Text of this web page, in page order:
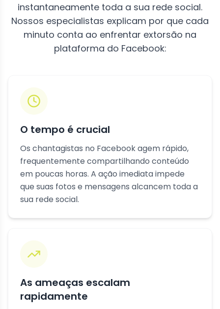
instantaneamente toda a sua rede social.
Nossos especialistas explicam por que cada
minuto conta ao enfrentar extorsão na
plataforma do Facebook:
O tempo é crucial
Os chantagistas no Facebook agem rápido,
frequentemente compartilhando conteúdo
em poucas horas. A ação imediata impede
que suas fotos e mensagens alcancem toda a
sua rede social.
As ameaças escalam
rapidamente